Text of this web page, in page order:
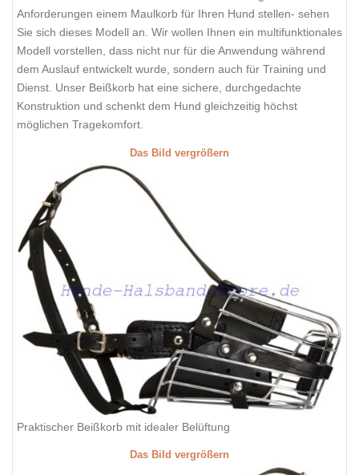
Anforderungen einem Maulkorb für Ihren Hund stellen- sehen
Sie sich dieses Modell an. Wir wollen Ihnen ein multifunktionales
Modell vorstellen, dass nicht nur für die Anwendung während
dem Auslauf entwickelt wurde, sondern auch für Training und
Dienst. Unser Beißkorb hat eine sichere, durchgedachte
Konstruktion und schenkt dem Hund gleichzeitig höchst
möglichen Tragekomfort.
Das Bild vergrößern
Praktischer Beißkorb mit idealer Belüftung
Das Bild vergrößern